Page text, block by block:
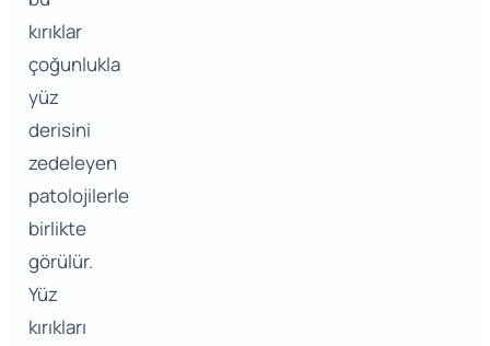
kırıklar
çoğunlukla
yüz
derisini
zedeleyen
patolojilerle
birlikte
görülür.
Yüz
kırıkları